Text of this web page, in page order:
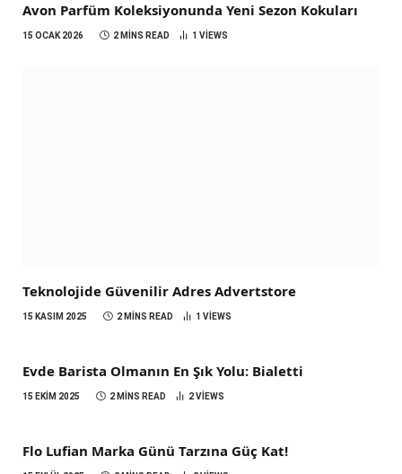
Avon Parfüm Koleksiyonunda Yeni Sezon Kokuları
15 OCAK 2026 2 MINS READ 1 VIEWS
Teknolojide Güvenilir Adres Advertstore
15 KASIM 2025 2 MINS READ 1 VIEWS
Evde Barista Olmanın En Şık Yolu: Bialetti
15 EKIM 2025 2 MINS READ 2VIEWS
Flo Lufian Marka Günü Tarzına Güç Kat!